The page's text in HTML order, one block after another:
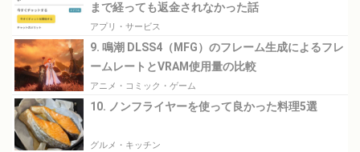
まで経っても返金されなかった話
アプリ・サービス
9. 鳴潮 DLSS4（MFG）のフレーム生成によるフレ
ームレートとVRAM使用量の比較
アニメ・コミック・ゲーム
10. ノンフライヤーを使って良かった料理5選
グルメ・キッチン